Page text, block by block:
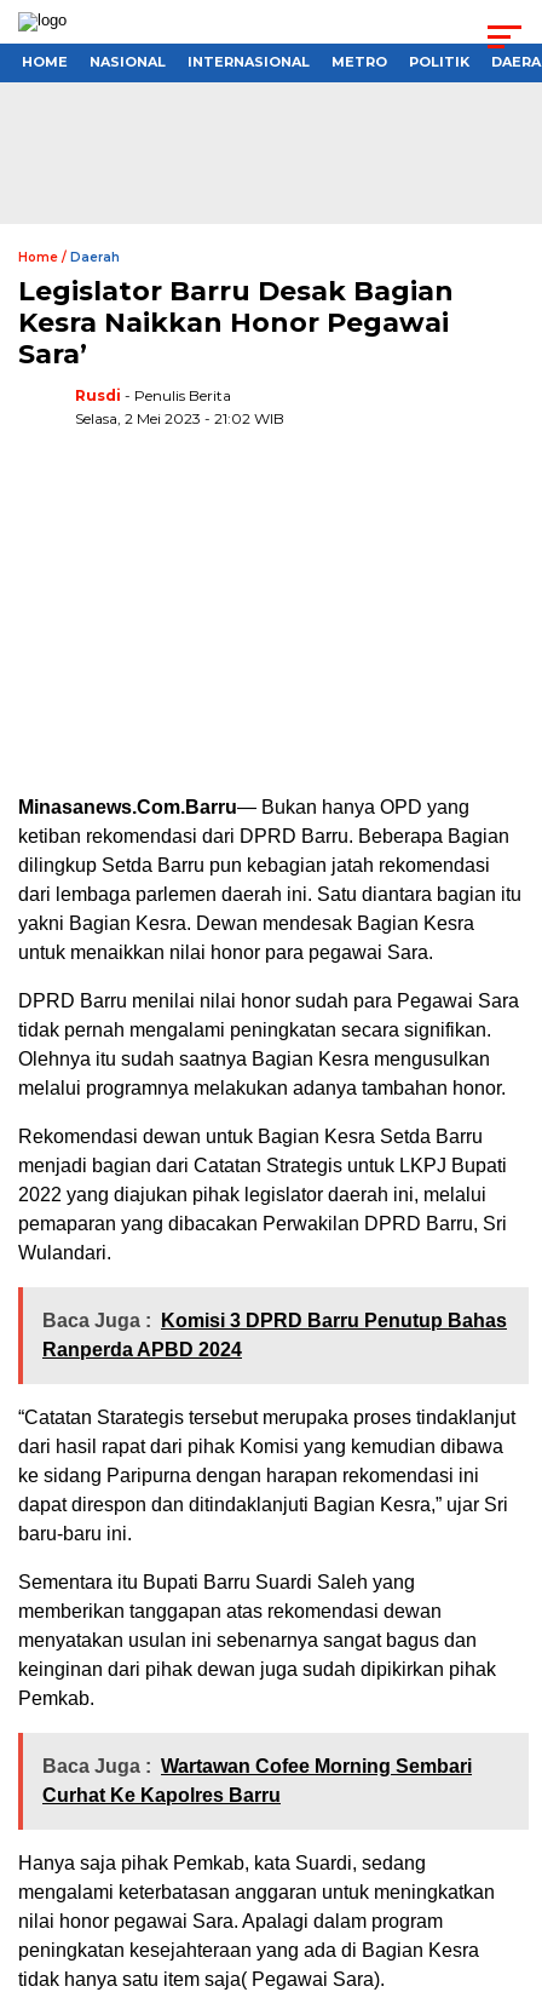
HOME NASIONAL INTERNASIONAL METRO POLITIK
Home / Daerah
Legislator Barru Desak Bagian
Kesra Naikkan Honor Pegawai
Sara’
Rusdi - Penulis Berita
Selasa, 2 Mei 2023 - 21:02 WIB
Minasanews.Com.Barru— Bukan hanya OPD yang
ketiban rekomendasi dari DPRD Barru. Beberapa Bagian
dilingkup Setda Barru pun kebagian jatah rekomendasi
dari lembaga parlemen daerah ini. Satu diantara bagian itu
yakni Bagian Kesra. Dewan mendesak Bagian Kesra
untuk menaikkan nilai honor para pegawai Sara.
DPRD Barru menilai nilai honor sudah para Pegawai Sara
tidak pernah mengalami peningkatan secara signifikan.
Olehnya itu sudah saatnya Bagian Kesra mengusulkan
melalui programnya melakukan adanya tambahan honor.
Rekomendasi dewan untuk Bagian Kesra Setda Barru
menjadi bagian dari Catatan Strategis untuk LKPJ Bupati
2022 yang diajukan pihak legislator daerah ini, melalui
pemaparan yang dibacakan Perwakilan DPRD Barru, Sri
Wulandari.
Baca Juga :
Komisi 3 DPRD Barru Penutup Bahas
Ranperda APBD 2024
“Catatan Starategis tersebut merupaka proses tindaklanjut
dari hasil rapat dari pihak Komisi yang kemudian dibawa
ke sidang Paripurna dengan harapan rekomendasi ini
dapat direspon dan ditindaklanjuti Bagian Kesra,” ujar Sri
baru-baru ini.
Sementara itu Bupati Barru Suardi Saleh yang
memberikan tanggapan atas rekomendasi dewan
menyatakan usulan ini sebenarnya sangat bagus dan
keinginan dari pihak dewan juga sudah dipikirkan pihak
Pemkab.
Baca Juga : Wartawan Cofee Morning Sembari
Curhat Ke Kapolres Barru
Hanya saja pihak Pemkab, kata Suardi, sedang
mengalami keterbatasan anggaran untuk meningkatkan
nilai honor pegawai Sara. Apalagi dalam program
peningkatan kesejahteraan yang ada di Bagian Kesra
tidak hanya satu item saja( Pegawai Sara).